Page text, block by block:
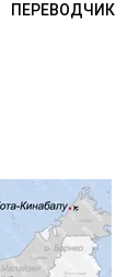
ПЕРЕВОДЧИК